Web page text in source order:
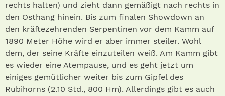
rechts halten) und zieht dann gemäßigt nach rechts in
den Osthang hinein. Bis zum finalen Showdown an
den kräftezehrenden Serpentinen vor dem Kamm auf
1890 Meter Höhe wird er aber immer steiler. Wohl
dem, der seine Kräfte einzuteilen weiß. Am Kamm gibt
es wieder eine Atempause, und es geht jetzt um
einiges gemütlicher weiter bis zum Gipfel des
Rubihorns (2.10 Std., 800 Hm). Allerdings gibt es auch